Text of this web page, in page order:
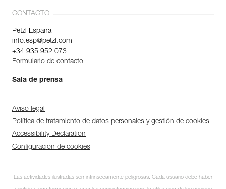
CONTACTO
Petzl Espana
info.esp@petzl.com
+34 935 952 073
Formulario de contacto
Sala de prensa
Aviso legal
Política de tratamiento de datos personales y gestión de cookies
Accessibility Declaration
Configuración de cookies
Las actividades ilustradas son intrínsecamente peligrosas. Cada usuario debe haber